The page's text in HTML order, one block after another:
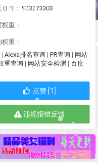
Ｑ： 923273303
重：
重：
| Alexa排名查询 | PR查询 | 网站
重查询 | 网站安全检测 | 百度
点赞 [1]
违规报错反馈